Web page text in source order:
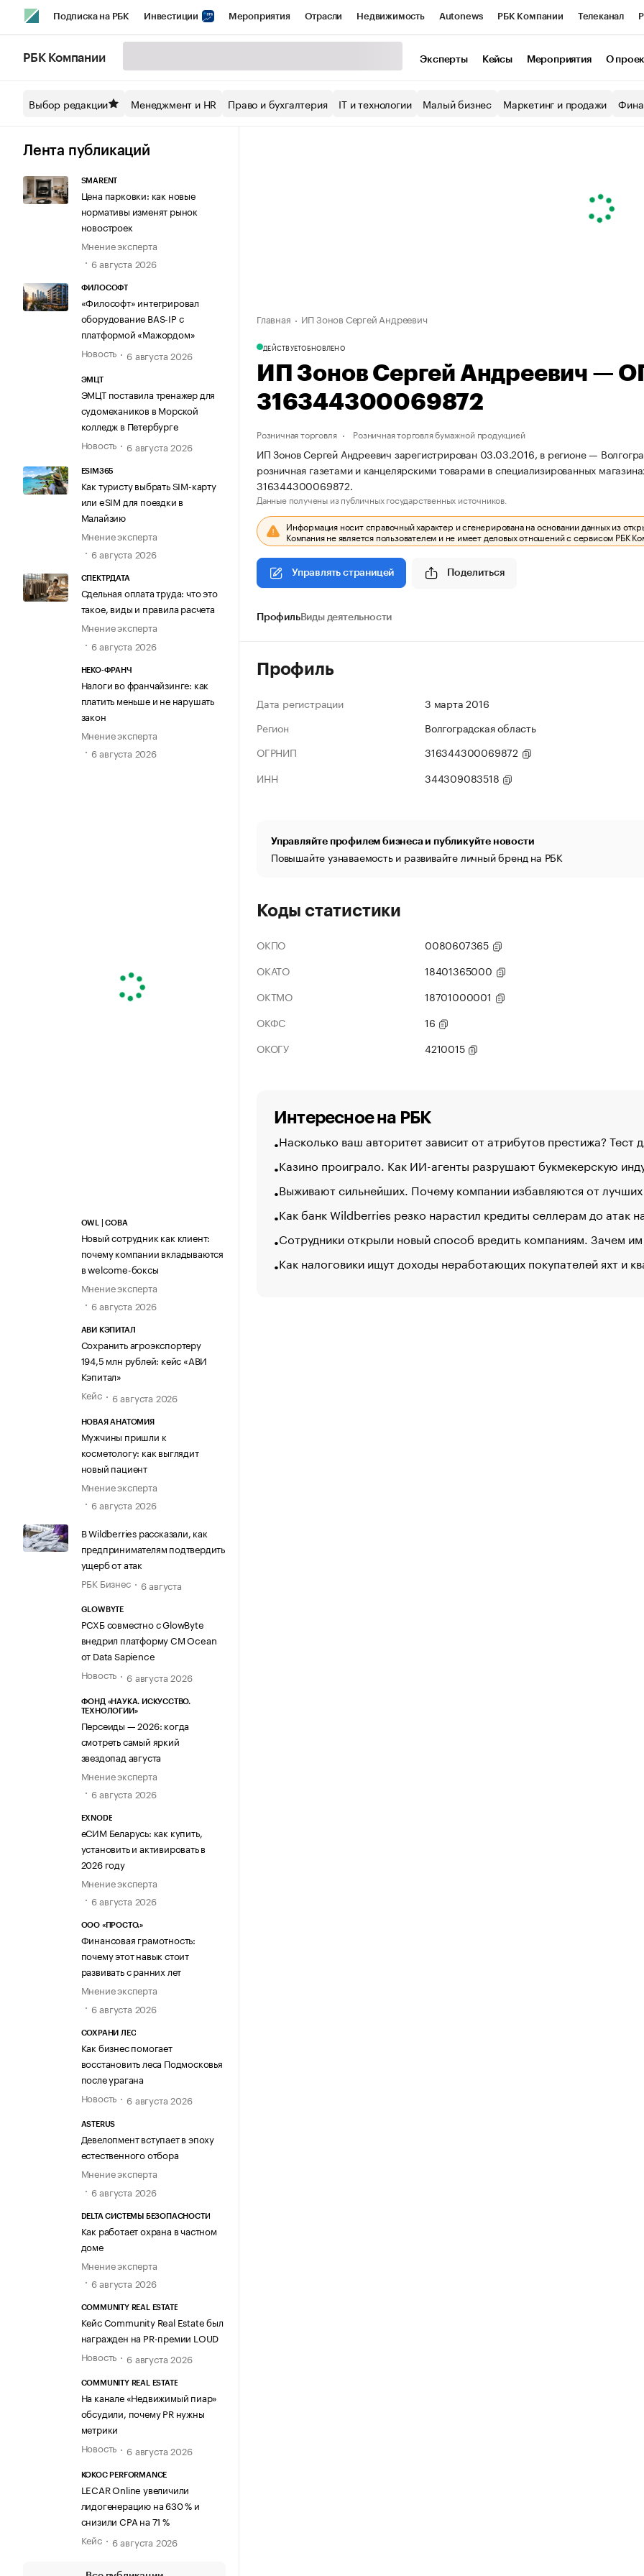
Подписка на РБК Инвестиции Мероприятия Отрасли Недвижимость Autonews РБК Компании Телеканал
Спецпроекты СПб Конференции СПб Спецпроекты Экономика Бизнес
Технологии и медиа
РБК Компании Эксперты Кейсы Мероприятия О
Выбор редакции Менеджмент и HR Право и бухгалтерия IT и технологии Малый бизнес Маркетинг и продажи
Лента публикаций
SMARENT
Цена парковки: как новые
нормативы изменят рынок
новостроек
Мнение эксперта
6 августа 2026
ФИЛОСОФТ
«Философт» интегрировал
оборудование BAS-IP с
платформой «Мажордом»
Новость
6 августа 2026
ЭМЦТ
ЭМЦТ поставила тренажер для
судомехаников в Морской
колледж в Петербурге
Новость
6 августа 2026
ESIM365
Как туристу выбрать SIM-карту
или eSIM для поездки в
Малайзию
Мнение эксперта
6 августа 2026
СПЕКТРДАТА
Сдельная оплата труда: что это
такое, виды и правила расчета
Мнение эксперта
6 августа 2026
НЕКО-ФРАНЧ
Налоги во франчайзинге: как
платить меньше и не нарушать
закон
Мнение эксперта
6 августа 2026
OWL | СОВА
Новый сотрудник как клиент:
почему компании вкладываются
в welcome-боксы
Мнение эксперта
6 августа 2026
АВИ КЭПИТАЛ
Сохранить агроэкспортеру
194,5 млн рублей: кейс «АВИ
Кэпитал»
Кейс
6 августа 2026
НОВАЯ АНАТОМИЯ
Мужчины пришли к
косметологу: как выглядит
новый пациент
Мнение эксперта
6 августа 2026
В Wildberries рассказали, как
предпринимателям подтвердить
ущерб от атак
РБК Бизнес
6 августа
GLOWBYTE
РСХБ совместно с GlowByte
внедрил платформу CM Ocean
от Data Sapience
Новость
6 августа 2026
ФОНД «НАУКА. ИСКУССТВО.
ТЕХНОЛОГИИ»
Персеиды — 2026: когда
смотреть самый яркий
звездопад августа
Мнение эксперта
6 августа 2026
EXNODE
еСИМ Беларусь: как купить,
установить и активировать в
2026 году
Мнение эксперта
6 августа 2026
ООО «ПРОСТО.»
Финансовая грамотность:
почему этот навык стоит
развивать с ранних лет
Мнение эксперта
6 августа 2026
СОХРАНИ ЛЕС
Как бизнес помогает
восстановить леса Подмосковья
после урагана
Новость
6 августа 2026
ASTERUS
Девелопмент вступает в эпоху
естественного отбора
Мнение эксперта
6 августа 2026
DELTA СИСТЕМЫ БЕЗОПАСНОСТИ
Как работает охрана в частном
доме
Мнение эксперта
6 августа 2026
COMMUNITY REAL ESTATE
Кейс Community Real Estate был
награжден на PR-премии LOUD
Новость
6 августа 2026
COMMUNITY REAL ESTATE
На канале «Недвижимый пиар»
обсудили, почему PR нужны
метрики
Новость
6 августа 2026
KOKOC PERFORMANCE
LECAR Online увеличили
лидогенерацию на 630 % и
снизили CPA на 71 %
Кейс
6 августа 2026
Главная ИП Зонов Сергей Андреевич
ДЕЙСТВУЕТОБНОВЛЕНО
ИП Зонов Сергей Андреевич —
316344300069872
Розничная торговля Розничная торговля бумажной продукцией
ИП Зонов Сергей Андреевич зарегистрирован 03.03.2016, в регионе —
розничная газетами и канцелярскими товарами в специализированных
316344300069872.
Данные получены из публичных государственных источников.
Информация носит справочный характер и сгенерирована на основании данных из
Компания не является пользователем и не имеет деловых отношений с сервисом РБК
Управлять страницей Поделиться
ПрофильВиды деятельности
Профиль
Дата регистрации
3 марта 2016
Регион
Волгоградская область
ОГРНИП
316344300069872
ИНН
344309083518
Управляйте профилем бизнеса и публикуйте новости
Повышайте узнаваемость и развивайте личный бренд на РБК
Коды статистики
ОКПО
0080607365
ОКАТО
18401365000
ОКТМО
18701000001
ОКФС
16
ОКОГУ
4210015
Интересное на РБК
Насколько ваш авторитет зависит от атрибутов престижа? Тест
Казино проиграло. Как ИИ-агенты разрушают букмекерскую
Выживают сильнейших. Почему компании избавляются от лучших
Как банк Wildberries резко нарастил кредиты селлерам до атак
Сотрудники открыли новый способ вредить компаниям. Зачем
Как налоговики ищут доходы неработающих покупателей яхт и